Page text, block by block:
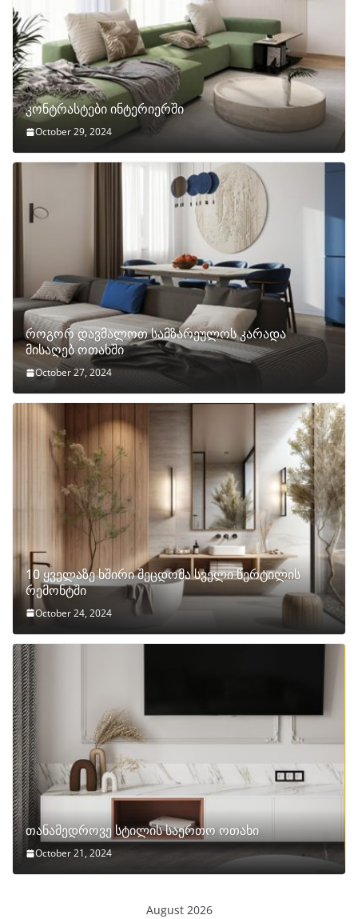
კონტრასტები ინტერიერში
October 29, 2024
როგორ დავმალოთ სამზარეულოს კარადა
მისაღებ ოთახში
October 27, 2024
10 ყველაზე ხშირი შეცდომა სველი წერტილის
რემონტში
October 24, 2024
თანამედროვე სტილის საერთო ოთახი
October 21, 2024
August 2026